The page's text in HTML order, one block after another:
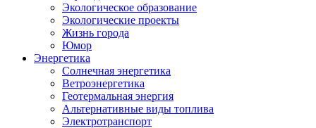
Экологическое образование
Экологические проекты
Жизнь города
Юмор
Энергетика
Солнечная энергетика
Ветроэнергетика
Геотермальная энергия
Альтернативные виды топлива
Электротранспорт